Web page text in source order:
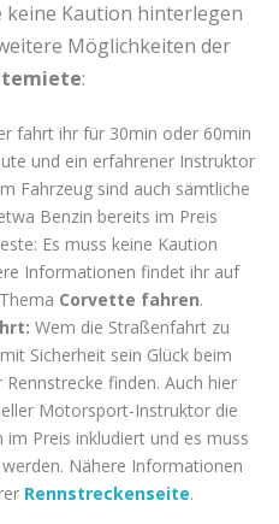
keine Kaution hinterlegen
Möglichkeiten der
:
fahrt ihr für 30min oder 60min
und ein erfahrener Instruktor
Fahrzeug sind auch sämtliche
Benzin bereits im Preis
Es muss keine Kaution
Informationen findet ihr auf
Corvette fahren.
Wem die Straßenfahrt zu
Sicherheit sein Glück beim
finden. Auch hier
Motorsport-Instruktor die
im Preis inkludiert und es muss
Nähere Informationen
Rennstreckenseite.